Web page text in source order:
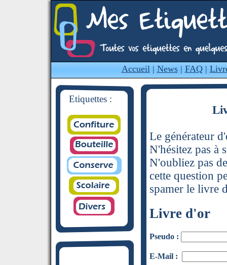
Accueil| News| FAQ|
Etiquettes :
Le générateur
N'hésitez pas à
N'oubliez pas
cette question
spamer le livre
Livre d'or
Pseudo :
E-Mail :